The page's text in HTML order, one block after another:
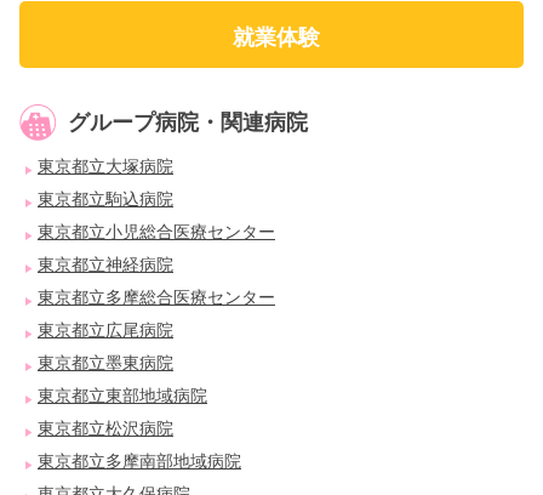
就業体験
グループ病院・関連病院
東京都立大塚病院
東京都立駒込病院
東京都立小児総合医療センター
東京都立神経病院
東京都立多摩総合医療センター
東京都立広尾病院
東京都立墨東病院
東京都立東部地域病院
東京都立松沢病院
東京都立多摩南部地域病院